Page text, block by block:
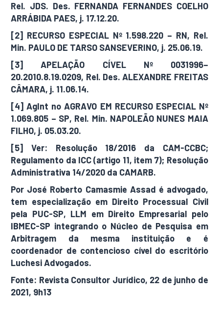
Rel. JDS. Des. FERNANDA FERNANDES COELHO
ARRÁBIDA PAES, j. 17.12.20.
[2] RECURSO ESPECIAL Nº 1.598.220 – RN, Rel.
Min. PAULO DE TARSO SANSEVERINO, j. 25.06.19.
[3] APELAÇÃO CÍVEL Nº 0031996–
20.2010.8.19.0209, Rel. Des. ALEXANDRE FREITAS
CÂMARA, j. 11.06.14.
[4] AgInt no AGRAVO EM RECURSO ESPECIAL Nº
1.069.805 – SP, Rel. Min. NAPOLEÃO NUNES MAIA
FILHO, j. 05.03.20.
[5] Ver: Resolução 18/2016 da CAM-CCBC;
Regulamento da ICC (artigo 11, item 7); Resolução
Administrativa 14/2020 da CAMARB.
Por José Roberto Camasmie Assad é advogado,
tem especialização em Direito Processual Civil
pela PUC-SP, LLM em Direito Empresarial pelo
IBMEC-SP integrando o Núcleo de Pesquisa em
Arbitragem da mesma instituição e é
coordenador de contencioso cível do escritório
Luchesi Advogados.
Fonte: Revista Consultor Jurídico, 22 de junho de
2021, 9h13